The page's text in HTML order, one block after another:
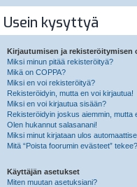
Usein kysyttyä
Kirjautumisen ja rekisteröitymisen
Miksi minun pitää rekisteröityä?
Mikä on COPPA?
Miksi en voi rekisteröityä?
Rekisteröidyin, mutta en voi kirjautua!
Miksi en voi kirjautua sisään?
Rekisteröidyin joskus aiemmin, mutta
Olen hukannut salasanani!
Miksi minut kirjataan ulos
Mitä “Poista foorumin evästeet” tekee?
Käyttäjän asetukset
Miten muutan asetuksiani?